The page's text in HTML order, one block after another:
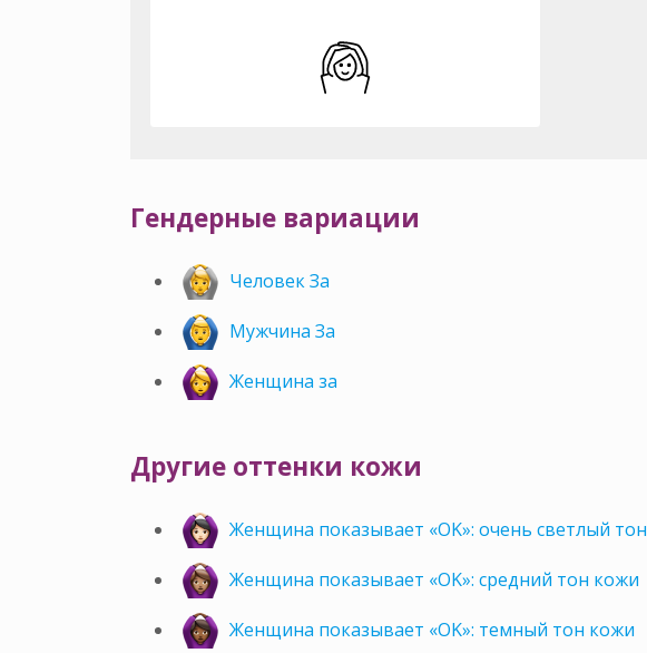
Гендерные вариации
Человек За
Мужчина За
Женщина за
Другие оттенки кожи
Женщина показывает «OK»: очень светлый тон
Женщина показывает «OK»: средний тон кожи
Женщина показывает «OK»: темный тон кожи